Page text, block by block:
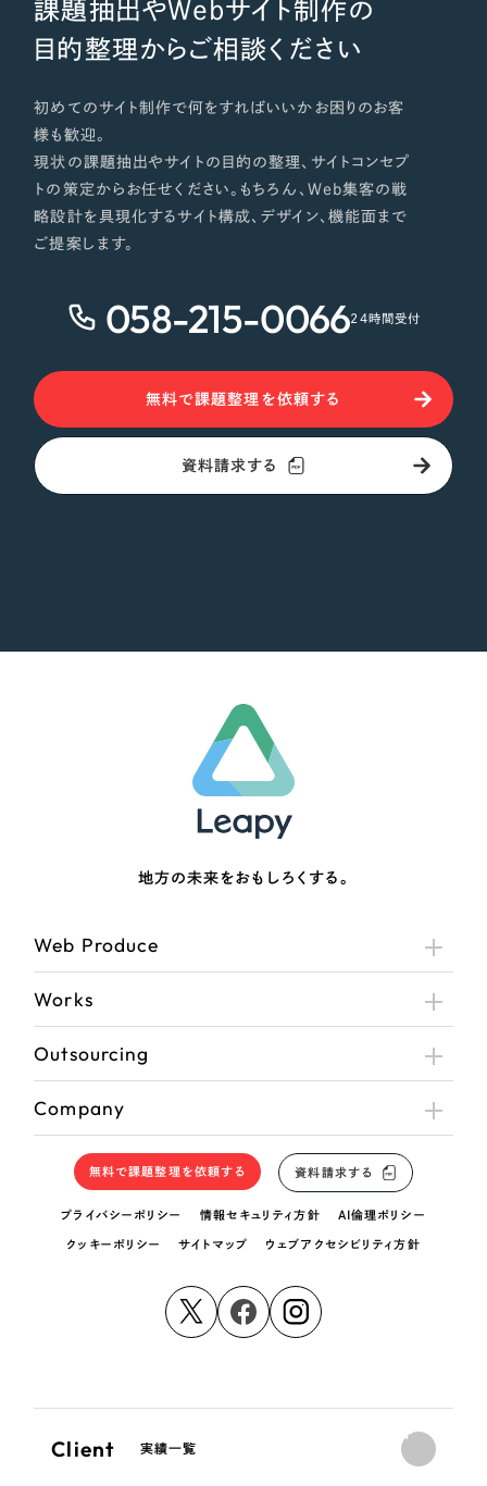
課題抽出やWebサイト制作の
目的整理からご相談ください
初めてのサイト制作で何をすればいいかお困りのお客
様も歓迎。
現状の課題抽出やサイトの目的の整理、サイトコンセプ
トの策定からお任せください。もちろん、Web集客の戦
略設計を具現化するサイト構成、デザイン、機能面まで
ご提案します。
058-215-006624時間受付
無料で課題整理を依頼する
資料請求する
地方の未来をおもしろくする。
Web Produce
Works
Outsourcing
Company
無料で課題整理を依頼する 資料請求する
プライバシーポリシー 情報セキュリティ方針 AI倫理ポリシー
クッキーポリシー サイトマップ ウェブアクセシビリティ方針
Client 実績一覧